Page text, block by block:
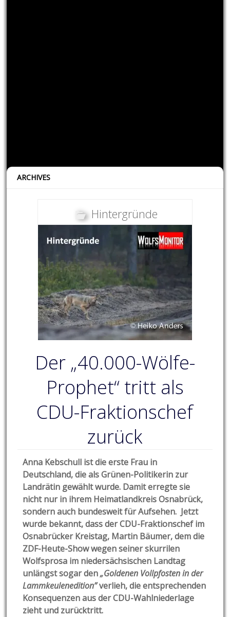
ARCHIVES
Hintergründe
Der „40.000-Wölfe-
Prophet“ tritt als
CDU-Fraktionschef
zurück
Anna Kebschull ist die erste Frau in
Deutschland, die als Grünen-Politikerin zur
Landrätin gewählt wurde. Damit erregte sie
nicht nur in ihrem Heimatlandkreis Osnabrück,
sondern auch bundesweit für Aufsehen. Jetzt
wurde bekannt, dass der CDU-Fraktionschef im
Osnabrücker Kreistag, Martin Bäumer, dem die
ZDF-Heute-Show wegen seiner skurrilen
Wolfsprosa im niedersächsischen Landtag
unlängst sogar den„Goldenen Vollpfosten in der
Lammkeulenedition”verlieh, die entsprechenden
Konsequenzen aus der CDU-Wahlniederlage
zieht und zurücktritt.